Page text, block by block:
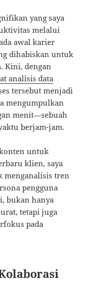
yang saya
melalui
awal karier
dihabiskan untuk
Kini, dengan
analisis data
tersebut menjadi
mengumpulkan
menit—sebuah
berjam-jam.
untuk
klien, saya
menganalisis tren
pengguna
bukan hanya
tetapi juga
pada